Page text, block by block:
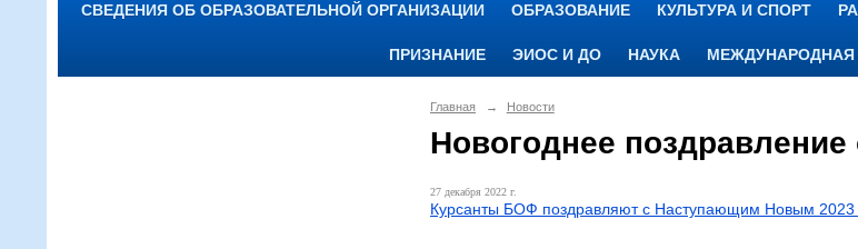
СВЕДЕНИЯ ОБ ОБРАЗОВАТЕЛЬНОЙ ОРГАНИЗАЦИИ ОБРАЗОВАНИЕ КУЛЬТУРА И СПОРТ
ПРИЗНАНИЕ ЭИОС И ДО НАУКА МЕЖДУНАРОДНАЯ
Главная → Новости
Новогоднее
27 декабря 2022 г.
Курсанты БОФ поздравляют с Наступающим Новым 2023